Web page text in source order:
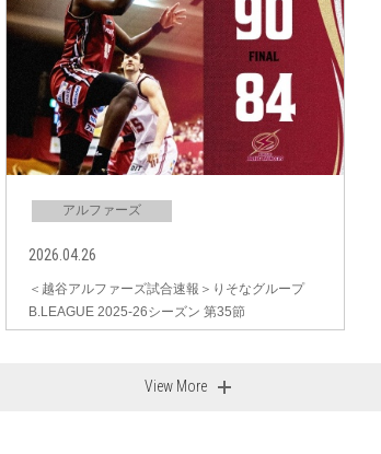
アルファーズ
2026.04.26
＜越谷アルファーズ試合速報＞りそなグループ
B.LEAGUE 2025-26シーズン 第35節
View More